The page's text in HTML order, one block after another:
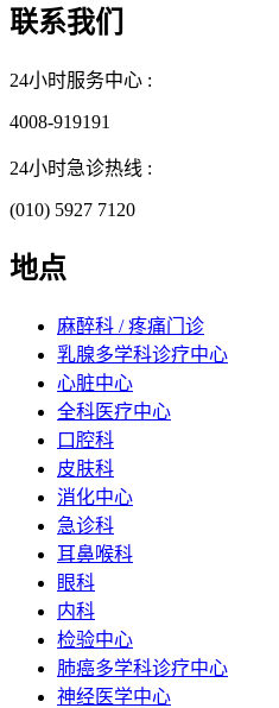
联系我们
24小时服务中心 :
4008-919191
24小时急诊热线 :
(010) 5927 7120
地点
麻醉科 / 疼痛门诊
乳腺多学科诊疗中心
心脏中心
全科医疗中心
口腔科
皮肤科
消化中心
急诊科
耳鼻喉科
眼科
内科
检验中心
肺癌多学科诊疗中心
神经医学中心